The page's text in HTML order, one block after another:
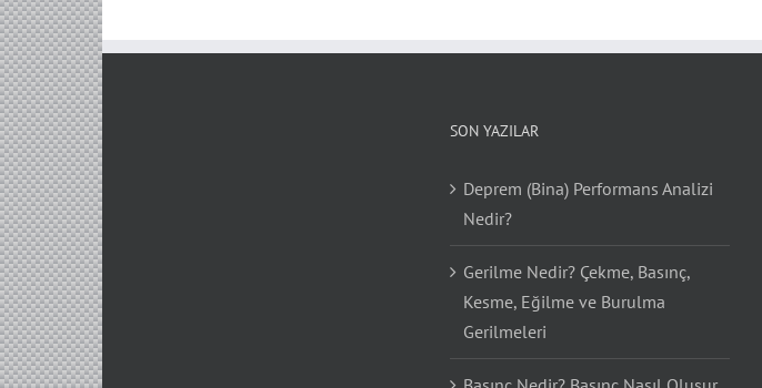
SON YAZILAR
Deprem (Bina) Performans Analizi
Nedir?
Gerilme Nedir? Çekme, Basınç,
Kesme, Eğilme ve Burulma
Gerilmeleri